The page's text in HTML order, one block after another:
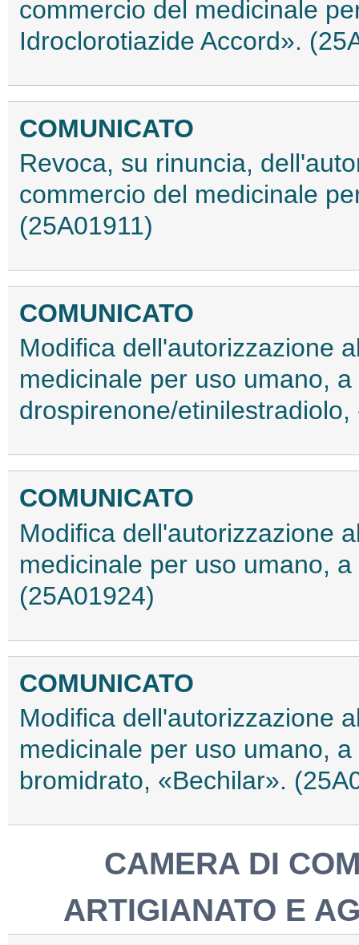
commercio del medicinale
Idroclorotiazide Accord».
COMUNICATO
Revoca, su rinuncia,
commercio del medicinale
(25A01911)
COMUNICATO
Modifica dell'autorizzazione
medicinale per uso umano,
drospirenone/
COMUNICATO
Modifica dell'autorizzazione
medicinale per uso umano,
(25A01924)
COMUNICATO
Modifica dell'autorizzazione
medicinale per uso umano,
bromidrato, «Bechilar».
CAMERA DI
ARTIGIANATO E